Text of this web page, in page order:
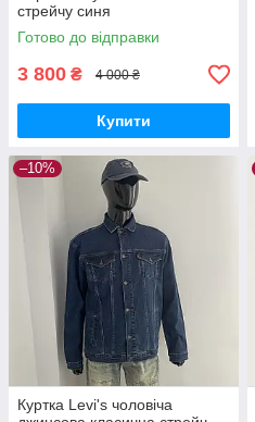
стрейчу синя
Готово до відправки
3 800 ₴ 4 000 ₴
Купити
–10%
Куртка Levi's чоловіча